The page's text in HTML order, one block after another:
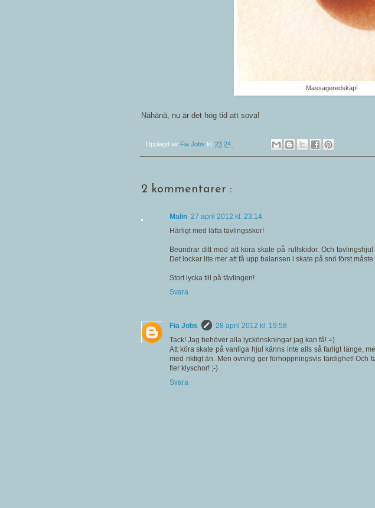
Massageredskap!
Nähänä, nu är det hög tid att sova!
Upplagd av Fia Jobs kl. 23:24
2 kommentarer :
Malin 27 april 2012 kl. 23:14
Härligt med lätta tävlingsskor!
Beundrar ditt mod att köra skate på rullskidor. Och
Det lockar lite mer att få upp balansen i skate på snö först
Stort lycka till på tävlingen!
Svara
Fia Jobs
28 april 2012 kl. 19:58
Tack! Jag behöver alla lyckönskningar jag kan få! =)
Att köra skate på vanliga hjul känns inte alls så farligt länge,
med riktigt än. Men övning ger förhoppningsvis färdighet! Och
fler klyschor! ;-)
Svara